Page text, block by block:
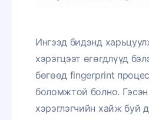
Ингээд бидэнд
хэрэгцээт өгөгдлүүд
бөгөөд fingerprint
боломжтой болно.
хэрэглэгчийн хайж буй